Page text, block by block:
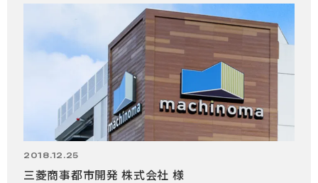
2018.12.25
三菱商事都市開発 株式会社 様